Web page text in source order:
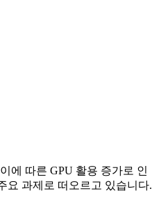
에 따른 GPU 활용 증가로 인
요 과제로 떠오르고 있습니다.